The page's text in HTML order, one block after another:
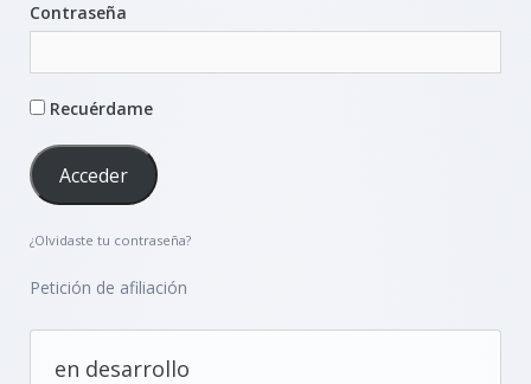
Contraseña
Recuérdame
¿Olvidaste tu contraseña?
Petición de afiliación
en desarrollo